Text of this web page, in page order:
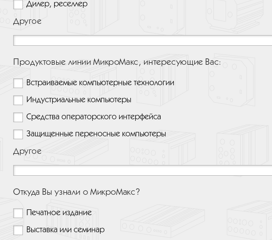
Дилер, реселлер
Другое
Продуктовые линии МикроМакс, интересующие Вас:
Встраиваемые компьютерные технологии
Индустриальные компьютеры
Средства операторского интерфейса
Защищенные переносные компьютеры
Другое
Откуда Вы узнали о МикроМакс?
Печатное издание
Выставка или семинар